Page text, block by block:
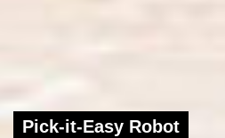
Pick-it-Easy Robot